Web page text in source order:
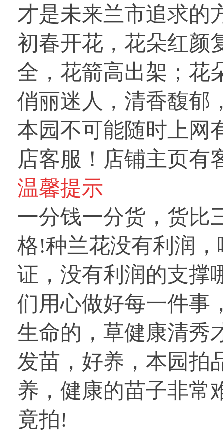
才是未来兰市追求的
初春开花，花朵红颜
全，花箭高出架；花
俏丽迷人，清香馥郁
本园不可能随时上网
店客服！店铺主页有
温馨提示
一分钱一分货，货比
格!种兰花没有利润
证，没有利润的支撑
们用心做好每一件事
生命的，草健康清秀
发苗，好养，本园拍
养，健康的苗子非常
竟拍!